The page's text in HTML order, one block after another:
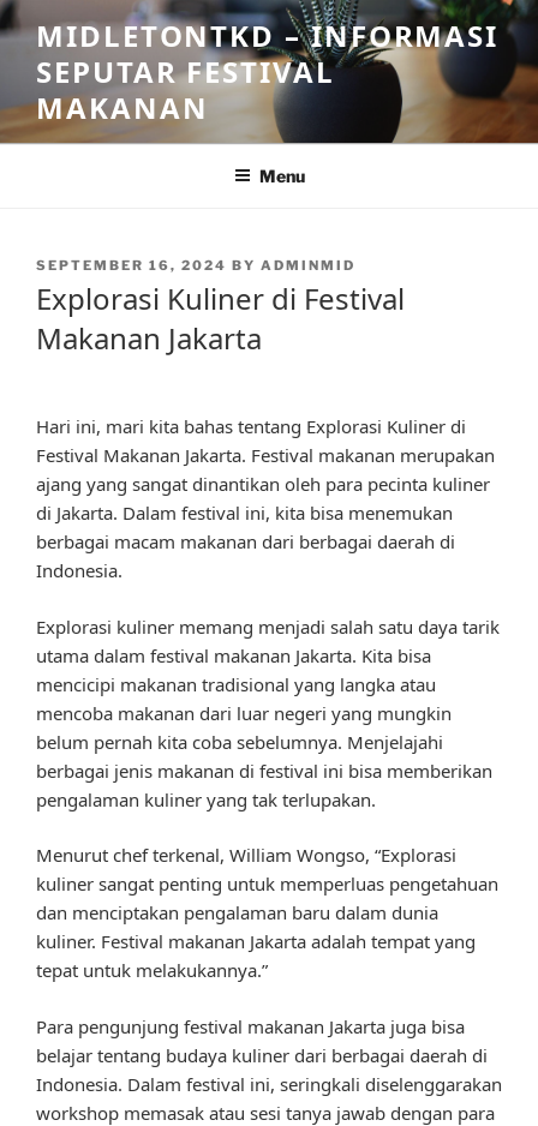
Skip
to
content
MIDLETONTKD – INFORMASI
SEPUTAR FESTIVAL
MAKANAN
Menu
POSTED
SEPTEMBER 16, 2024 BY ADMINMID
Explorasi Kuliner di Festival
Makanan Jakarta
Hari ini, mari kita bahas tentang Explorasi Kuliner di
Festival Makanan Jakarta. Festival makanan merupakan
ajang yang sangat dinantikan oleh para pecinta kuliner
di Jakarta. Dalam festival ini, kita bisa menemukan
berbagai macam makanan dari berbagai daerah di
Indonesia.
Explorasi kuliner memang menjadi salah satu daya tarik
utama dalam festival makanan Jakarta. Kita bisa
mencicipi makanan tradisional yang langka atau
mencoba makanan dari luar negeri yang mungkin
belum pernah kita coba sebelumnya. Menjelajahi
berbagai jenis makanan di festival ini bisa memberikan
pengalaman kuliner yang tak terlupakan.
Menurut chef terkenal, William Wongso, “Explorasi
kuliner sangat penting untuk memperluas pengetahuan
dan menciptakan pengalaman baru dalam dunia
kuliner. Festival makanan Jakarta adalah tempat yang
tepat untuk melakukannya.”
Para pengunjung festival makanan Jakarta juga bisa
belajar tentang budaya kuliner dari berbagai daerah di
Indonesia. Dalam festival ini, seringkali diselenggarakan
workshop memasak atau sesi tanya jawab dengan para